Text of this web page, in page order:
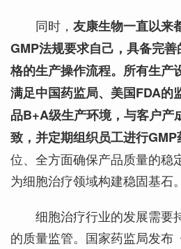
同时， 友康生物一直以来
GMP法规要求自己，具备完
格的生产操作流程。所有生产
满足中国药监局、美国FDA的
品B+A级生产环境，与客户产
致，并定期组织员工进行GMP
位、全方面确保产品质量的稳
为细胞治疗领域构建稳固基石。
细胞治疗行业的发展需要
的质量监管。国家药监局发布